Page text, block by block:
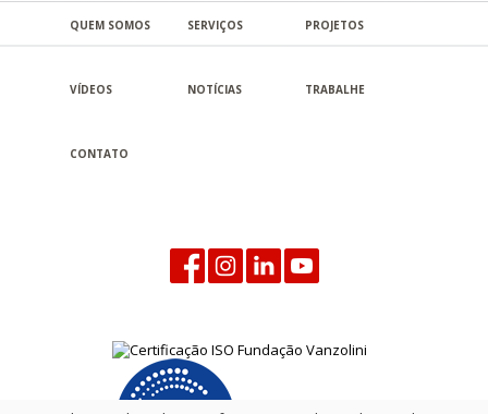
QUEM SOMOS SERVIÇOS PROJETOS
VÍDEOS NOTÍCIAS TRABALHE
CONTATO